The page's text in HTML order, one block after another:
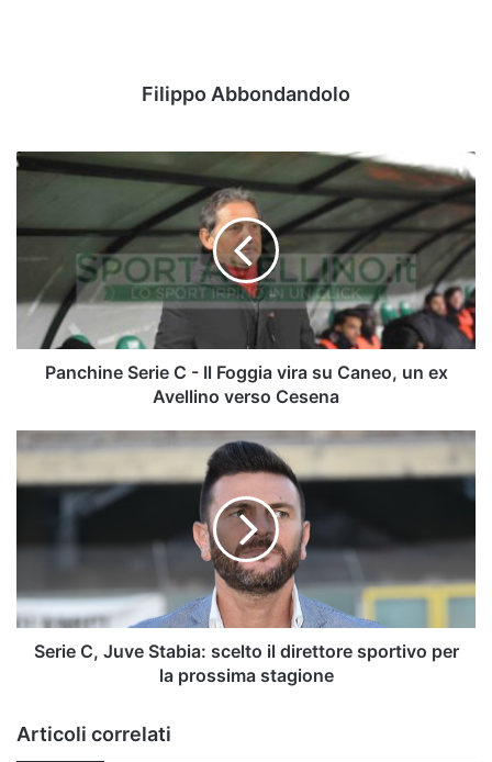
Filippo Abbondandolo
Panchine
-
Foggia
vira
Caneo,
verso
Panchine Serie C - Il Foggia vira su Caneo, un ex
Avellino verso Cesena
Serie
Juve
sportivo
per
Serie C, Juve Stabia: scelto il direttore sportivo per
la prossima stagione
Articoli correlati